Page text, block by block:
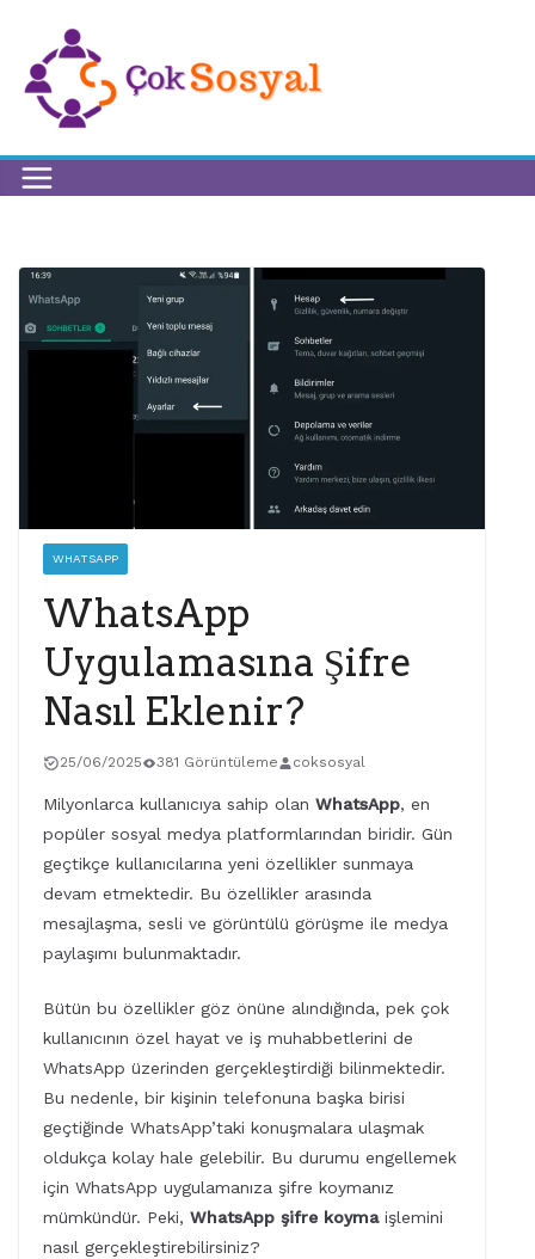
WHATSAPP
WhatsApp
Uygulamasına Şifre
Nasıl Eklenir?
25/06/2025 381 Görüntüleme coksosyal
Milyonlarca kullanıcıya sahip olan WhatsApp, en
popüler sosyal medya platformlarından biridir. Gün
geçtikçe kullanıcılarına yeni özellikler sunmaya
devam etmektedir. Bu özellikler arasında
mesajlaşma, sesli ve görüntülü görüşme ile medya
paylaşımı bulunmaktadır.
Bütün bu özellikler göz önüne alındığında, pek çok
kullanıcının özel hayat ve iş muhabbetlerini de
WhatsApp üzerinden gerçekleştirdiği bilinmektedir.
Bu nedenle, bir kişinin telefonuna başka birisi
geçtiğinde WhatsApp’taki konuşmalara ulaşmak
oldukça kolay hale gelebilir. Bu durumu engellemek
için WhatsApp uygulamanıza şifre koymanız
mümkündür. Peki, WhatsApp şifre koymaişlemini
nasıl gerçekleştirebilirsiniz?